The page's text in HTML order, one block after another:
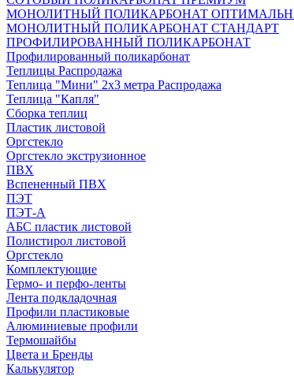
МОНОЛИТНЫЙ ПОЛИКАРБОНАТ
МОНОЛИТНЫЙ ПОЛИКАРБОНАТ СТАНДАРТ
ПРОФИЛИРОВАННЫЙ ПОЛИКАРБОНАТ
Профилированный поликарбонат
Теплицы Распродажа
Теплица "Мини" 2х3 метра Распродажа
Теплица "Капля"
Сборка теплиц
Пластик листовой
Оргстекло
Оргстекло экструзионное
ПВХ
Вспененный ПВХ
ПЭТ
ПЭТ-А
АБС пластик листовой
Полистирол листовой
Оргстекло
Комплектующие
Гермо- и перфо-ленты
Лента подкладочная
Профили пластиковые
Алюминиевые профили
Термошайбы
Цвета и Бренды
Калькулятор